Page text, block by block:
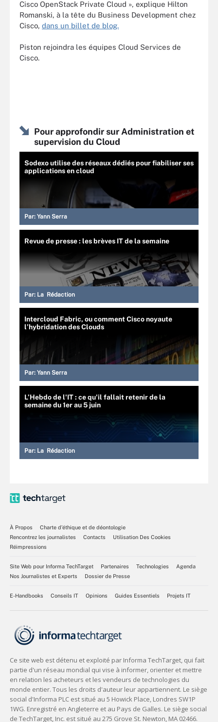
Cisco OpenStack Private Cloud », explique Hilton
Romanski, à la tête du Business Development chez
Cisco, dans un billet de blog.
Piston rejoindra les équipes Cloud Services de
Cisco.
Pour approfondir sur Administration et
supervision du Cloud
Sodexo utilise des réseaux dédiés pour fiabiliser ses
applications en cloud
Par: Yann Serra
Revue de presse : les brèves IT de la semaine
Par: La Rédaction
Intercloud Fabric, ou comment Cisco noyaute
l’hybridation des Clouds
Par: Yann Serra
L’Hebdo de l'IT : ce qu'il fallait retenir de la
semaine du 1er au 5 juin
Par: La Rédaction
À Propos
Charte d’éthique et de déontologie
Rencontrez les journalistes
Contacts
Utilisation Des Cookies
Réimpressions
Site Web pour Informa TechTarget Partenaires Technologies
Agenda
Nos Journalistes et Experts
Dossier de Presse
E-Handbooks Conseils IT Opinions Guides Essentiels Projets IT